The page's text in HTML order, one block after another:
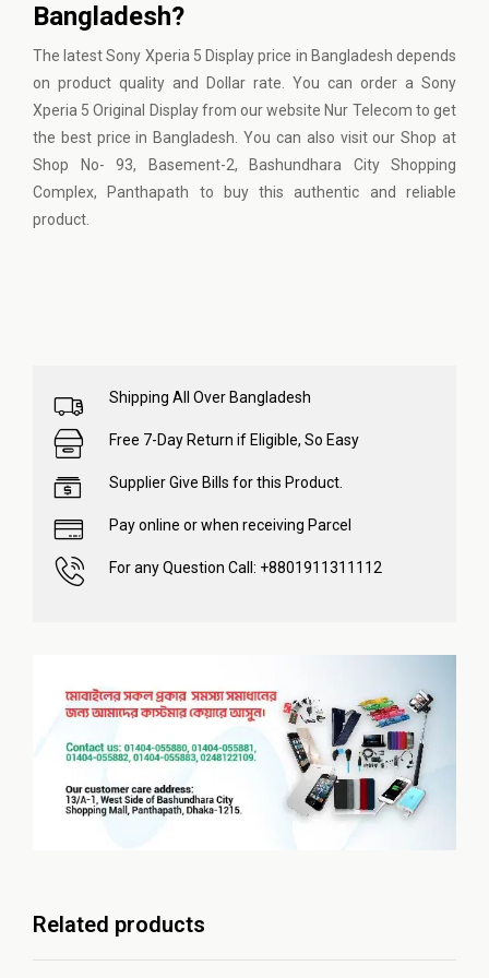
Bangladesh?
The latest Sony Xperia 5 Display price in Bangladesh depends
on product quality and Dollar rate. You can order a Sony
Xperia 5 Original Display from our website Nur Telecom to get
the best price in Bangladesh. You can also visit our Shop at
Shop No- 93, Basement-2, Bashundhara City Shopping
Complex, Panthapath to buy this authentic and reliable
product.
Shipping All Over Bangladesh
Free 7-Day Return if Eligible, So Easy
Supplier Give Bills for this Product.
Pay online or when receiving Parcel
For any Question Call: +8801911311112
Related products